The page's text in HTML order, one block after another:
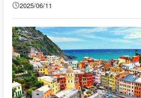
2025/06/11